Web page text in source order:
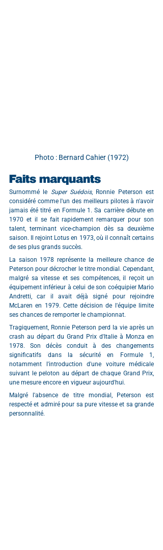
Photo : Bernard Cahier (1972)
Faits marquants
Surnommé le Super Suédois, Ronnie Peterson est
considéré comme l'un des meilleurs pilotes à n'avoir
jamais été titré en Formule 1. Sa carrière débute en
1970 et il se fait rapidement remarquer pour son
talent, terminant vice-champion dès sa deuxième
saison. Il rejoint Lotus en 1973, où il connaît certains
de ses plus grands succès.
La saison 1978 représente la meilleure chance de
Peterson pour décrocher le titre mondial. Cependant,
malgré sa vitesse et ses compétences, il reçoit un
équipement inférieur à celui de son coéquipier Mario
Andretti, car il avait déjà signé pour rejoindre
McLaren en 1979. Cette décision de l'équipe limite
ses chances de remporter le championnat.
Tragiquement, Ronnie Peterson perd la vie après un
crash au départ du Grand Prix d'Italie à Monza en
1978. Son décès conduit à des changements
significatifs dans la sécurité en Formule 1,
notamment l'introduction d'une voiture médicale
suivant le peloton au départ de chaque Grand Prix,
une mesure encore en vigueur aujourd'hui.
Malgré l'absence de titre mondial, Peterson est
respecté et admiré pour sa pure vitesse et sa grande
personnalité.